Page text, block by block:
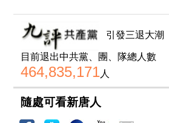
引發三退大潮
目前退出中共黨、團、隊總人數
464,835,171人
隨處可看新唐人